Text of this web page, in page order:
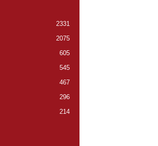
2331
2075
605
545
467
296
214